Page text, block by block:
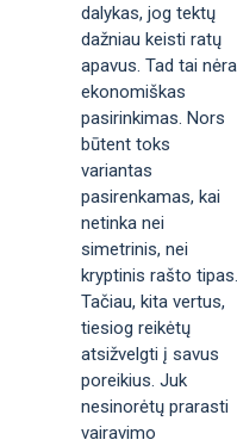
dalykas, jog tektų
dažniau keisti ratų
apavus. Tad tai nėra
ekonomiškas
pasirinkimas. Nors
būtent toks
variantas
pasirenkamas, kai
netinka nei
simetrinis, nei
kryptinis rašto tipas.
Tačiau, kita vertus,
tiesiog reikėtų
atsižvelgti į savus
poreikius. Juk
nesinorėtų prarasti
vairavimo